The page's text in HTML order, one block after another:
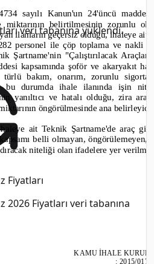
veri tabanına yüklendi.
Fiyatları
2026 Fiyatları veri tabanına
sayılı Kanun'un 24'üncü
miktarının belirtilmesinin zorunlu
ilanların geçersiz olduğu, ihaleye
personel ile çöp toplama ve nakli
Şartname'nin "Çalıştırılacak
kapsamında şoför ve akaryakıt
türlü bakım, onarım, zorunlu
bu durumda ihale ilanında işin
yanıltıcı ve hatalı olduğu, zira
öngörülmesinde ana
ait Teknik Şartname'de araç
belli olmayan, öngörülemeyen,
niteliği olan ifadelere yer
KAMU İHALE
:2015/017